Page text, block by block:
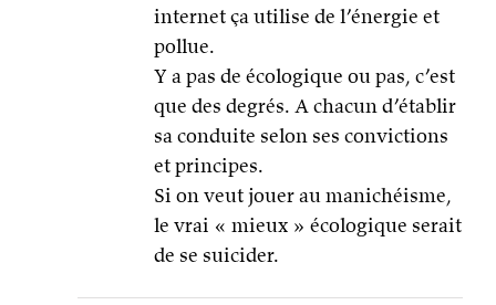
internet ça utilise de l’énergie et
pollue.
Y a pas de écologique ou pas, c’est
que des degrés. A chacun d’établir
sa conduite selon ses convictions
et principes.
Si on veut jouer au manichéisme,
le vrai « mieux » écologique serait
de se suicider.